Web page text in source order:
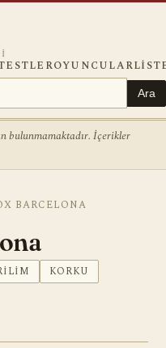
OYUNCULAR
Ara
bulunmamaktadır. İçerikler
BARCELONA
KORKU